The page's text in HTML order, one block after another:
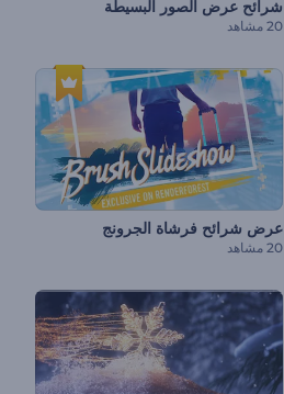
شرائح عرض الصور البسيطة
20 مشاهد
عرض شرائح فرشاة الجرونج
20 مشاهد